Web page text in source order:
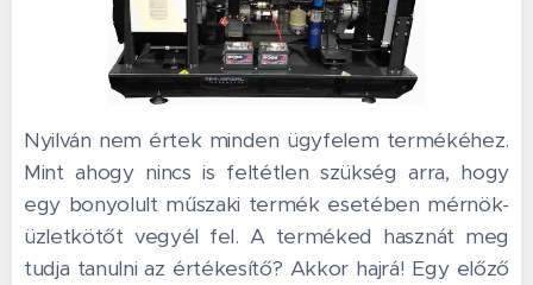
Nyilván nem értek minden ügyfelem termékéhez.
Mint ahogy nincs is feltétlen szükség arra, hogy
egy bonyolult műszaki termék esetében mérnök-
üzletkötőt vegyél fel. A terméked hasznát meg
tudja tanulni az értékesítő? Akkor hajrá! Egy előző